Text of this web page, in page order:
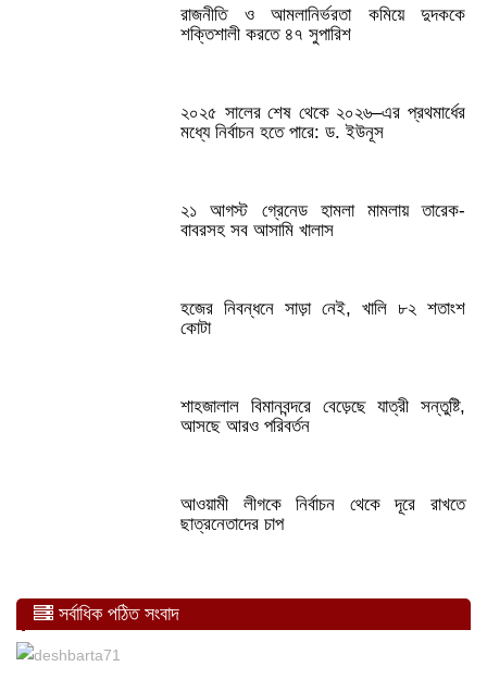
রাজনীতি ও আমলানির্ভরতা কমিয়ে দুদককে
শক্তিশালী করতে ৪৭ সুপারিশ
২০২৫ সালের শেষ থেকে ২০২৬–এর প্রথমার্ধের
মধ্যে নির্বাচন হতে পারে: ড. ইউনূস
২১ আগস্ট গ্রেনেড হামলা মামলায় তারেক-
বাবরসহ সব আসামি খালাস
হজের নিবন্ধনে সাড়া নেই, খালি ৮২ শতাংশ
কোটা
শাহজালাল বিমানবন্দরে বেড়েছে যাত্রী সন্তুষ্টি,
আসছে আরও পরিবর্তন
আওয়ামী লীগকে নির্বাচন থেকে দূরে রাখতে
ছাত্রনেতাদের চাপ
সর্বাধিক পঠিত সংবাদ